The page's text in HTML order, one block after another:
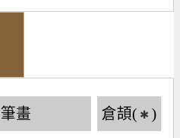
筆畫 倉頡( ✱ )